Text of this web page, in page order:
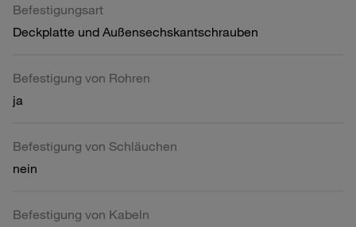
Befestigungsart
Deckplatte und Außensechskantschrauben
Befestigung von Rohren
ja
Befestigung von Schläuchen
nein
Befestigung von Kabeln